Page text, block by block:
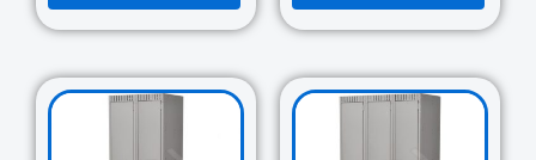
OriginalCurrent
price
Original
price